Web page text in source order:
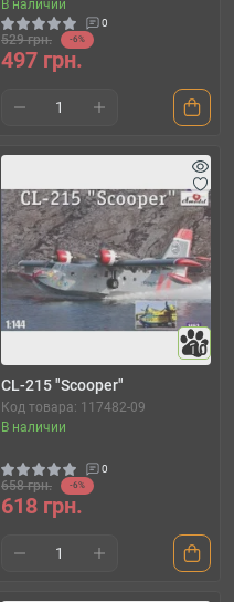
В наличии
0
529 грн. -6%
497 грн.
10
CL-215 "Scooper"
Код товара: 117482-09
В наличии
0
658 грн. -6%
618 грн.